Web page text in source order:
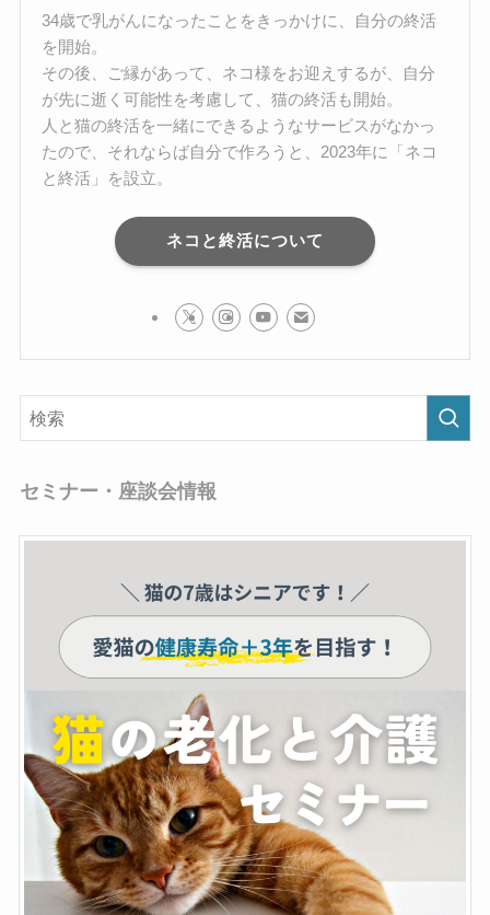
34歳で乳がんになったことをきっかけに、自分の終活
を開始。
その後、ご縁があって、ネコ様をお迎えするが、自分
が先に逝く可能性を考慮して、猫の終活も開始。
人と猫の終活を一緒にできるようなサービスがなかっ
たので、それならば自分で作ろうと、2023年に「ネコ
と終活」を設立。
ネコと終活について
セミナー・座談会情報